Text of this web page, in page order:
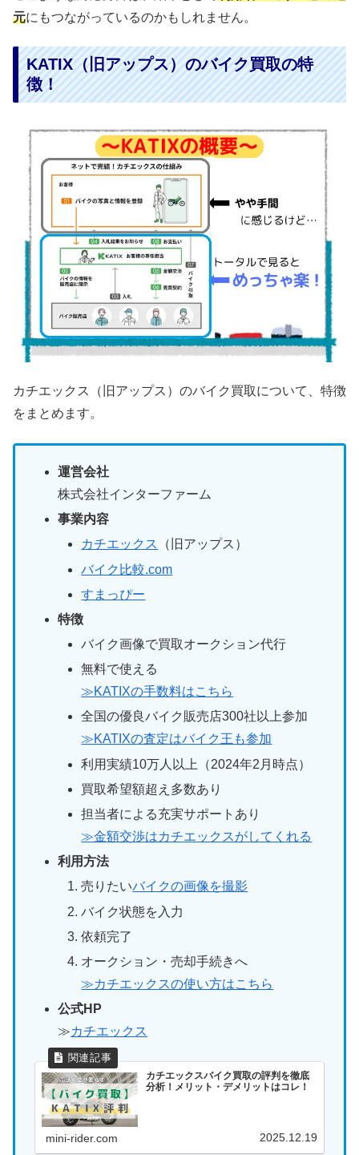
元にもつながっているのかもしれません。
KATIX（旧アップス）のバイク買取の特
徴！
カチエックス（旧アップス）のバイク買取について、特徴
をまとめます。
運営会社
株式会社インターファーム
事業内容
カチエックス
（旧アップス）
バイク比較.com
すまっぴー
特徴
バイク画像で買取オークション代行
無料で使える
≫KATIXの手数料はこちら
全国の優良バイク販売店300社以上参加
≫KATIXの査定はバイク王も参加
利用実績10万人以上（2024年2月時点）
買取希望額超え多数あり
担当者による充実サポートあり
≫金額交渉はカチエックスがしてくれる
利用方法
売りたいバイクの画像を撮影
バイク状態を入力
依頼完了
オークション・売却手続きへ
≫カチエックスの使い方はこちら
公式HP
≫カチエックス
カチエックスバイク買取の評判を徹底
分析！メリット・デメリットはコレ！
mini-rider.com 2025.12.19